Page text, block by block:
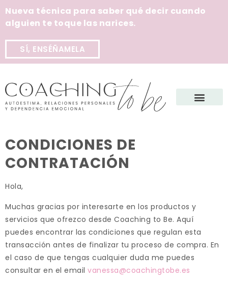
Nueva técnica para saber qué decir cuando
alguien te toque las narices.
SÍ, ENSÉÑAMELA
CONDICIONES DE
CONTRATACIÓN
Hola,
Muchas gracias por interesarte en los productos y
servicios que ofrezco desde Coaching to Be. Aquí
puedes encontrar las condiciones que regulan esta
transacción antes de finalizar tu proceso de compra. En
el caso de que tengas cualquier duda me puedes
consultar en el email vanessa@coachingtobe.es